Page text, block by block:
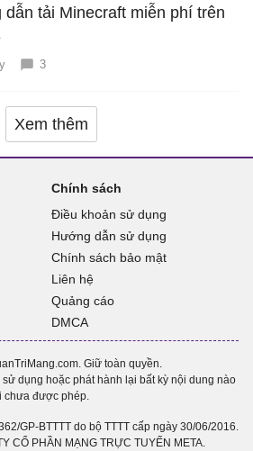
dẫn tải Minecraft miễn phí trên
3
Xem thêm
Chính sách
Điều khoản sử dụng
Hướng dẫn sử dụng
Chính sách bảo mật
Liên hệ
Quảng cáo
DMCA
Giữ toàn quyền.
dụng hoặc phát hành lại bất kỳ nội dung nào
chưa được phép.
GP-BTTTT do bộ TTTT cấp ngày 30/06/2016.
CỔ PHẦN MẠNG TRỰC TUYẾN META.